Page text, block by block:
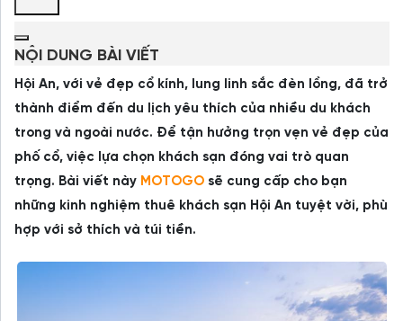
NỘI DUNG BÀI VIẾT
Hội An, với vẻ đẹp cổ kính, lung linh sắc đèn lồng, đã trở
thành điểm đến du lịch yêu thích của nhiều du khách
trong và ngoài nước. Để tận hưởng trọn vẹn vẻ đẹp của
phố cổ, việc lựa chọn khách sạn đóng vai trò quan
trọng. Bài viết này MOTOGO sẽ cung cấp cho bạn
những kinh nghiệm thuê khách sạn Hội An tuyệt vời, phù
hợp với sở thích và túi tiền.